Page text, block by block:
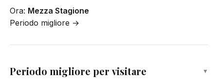
Ora: Mezza Stagione
Periodo migliore →
Periodo migliore per visitare ▼